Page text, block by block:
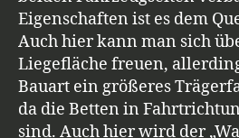
Eigenschaften ist es dem
Auch hier kann man sich
Liegefläche freuen,
Bauart ein größeres
da die Betten in
sind. Auch hier wird der